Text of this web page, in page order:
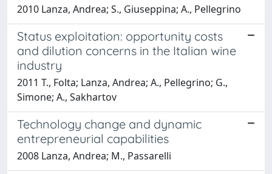
2010 Lanza, Andrea; S., Giuseppina; A., Pellegrino
Status exploitation: opportunity costs
and dilution concerns in the Italian wine
industry
2011 T., Folta; Lanza, Andrea; A., Pellegrino; G.,
Simone; A., Sakhartov
Technology change and dynamic
entrepreneurial capabilities
2008 Lanza, Andrea; M., Passarelli